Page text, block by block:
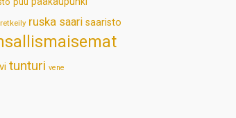
retkeily ruska saari saaristo
tunturi vene